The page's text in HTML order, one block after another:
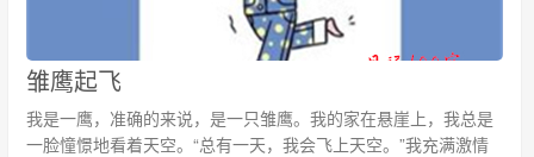
雏鹰起飞
我是一鹰，准确的来说，是一只雏鹰。我的家在悬崖上，我总是
一脸憧憬地看着天空。“总有一天，我会飞上天空。”我充满激情